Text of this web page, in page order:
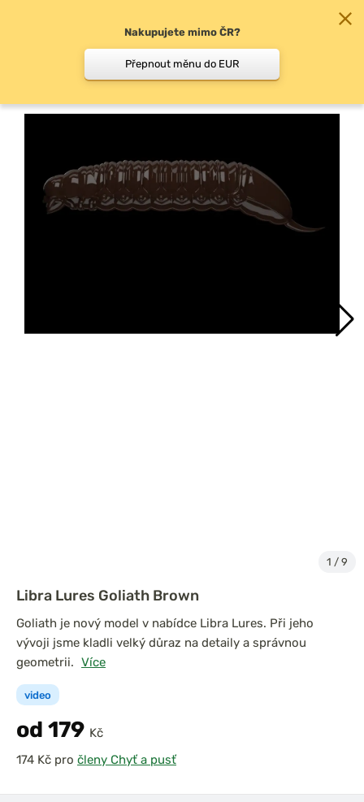
Larvy, červi
1 / 9
Libra Lures Goliath Brown
video
Goliath je nový model v nabídce Libra Lures. Při jeho
vývoji jsme kladli velký důraz na detaily a správnou
geometrii. Více
od 179 Kč
pro členy Chyť a pusť
Nakupujete mimo ČR?
Přepnout měnu do EUR